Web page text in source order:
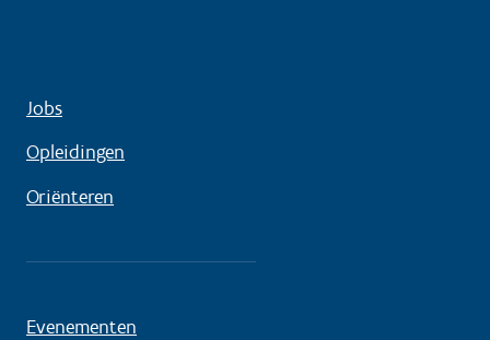
Jobs
Opleidingen
Oriënteren
Evenementen